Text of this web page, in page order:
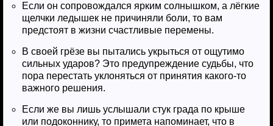
Если он сопровождался ярким солнышком, а лёгкие
щелчки ледышек не причиняли боли, то вам
предстоят в жизни счастливые перемены.
В своей грёзе вы пытались укрыться от ощутимо
сильных ударов? Это предупреждение судьбы, что
пора перестать уклоняться от принятия какого-то
важного решения.
Если же вы лишь услышали стук града по крыше
или подоконнику, то примета напоминает, что в